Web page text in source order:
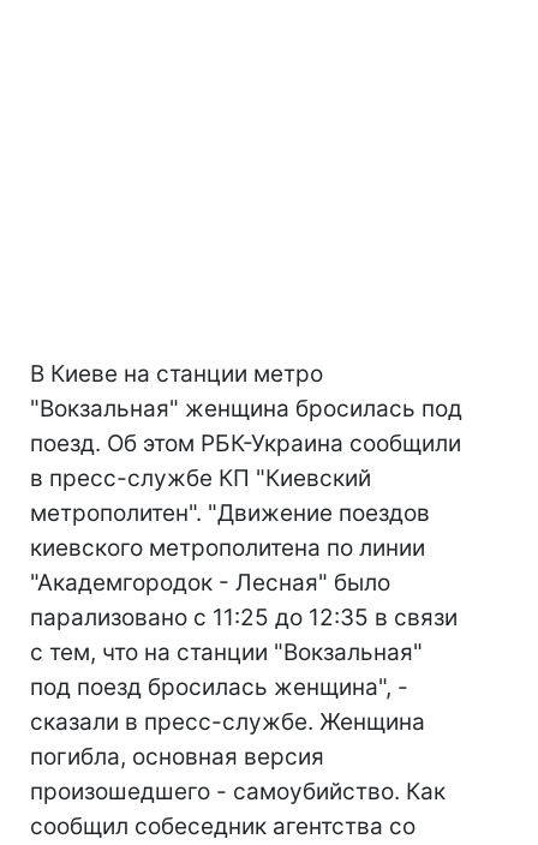
В Киеве на станции метро
"Вокзальная" женщина бросилась под
поезд. Об этом РБК-Украина сообщили
в пресс-службе КП "Киевский
метрополитен". "Движение поездов
киевского метрополитена по линии
"Академгородок - Лесная" было
парализовано с 11:25 до 12:35 в связи
с тем, что на станции "Вокзальная"
под поезд бросилась женщина", -
сказали в пресс-службе. Женщина
погибла, основная версия
произошедшего - самоубийство. Как
сообщил собеседник агентства со